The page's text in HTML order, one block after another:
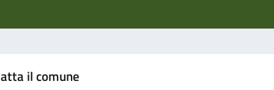
il comune